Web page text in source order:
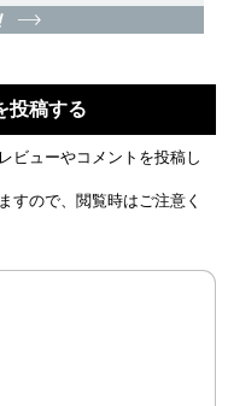
投稿する
ビューやコメントを投稿し
すので、閲覧時はご注意く